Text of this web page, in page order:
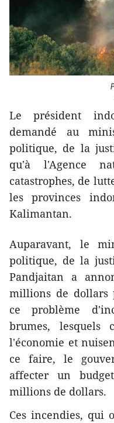
Le président
demandé au
politique, de la
qu'à l'Agence
catastrophes, de
les provinces
Kalimantan.
Auparavant, le
politique, de la
Pandjaitan a
millions de dollars
ce problème
brumes, lesquels
l'économie et
ce faire, le
affecter un
millions de dollars.
Ces incendies, qui